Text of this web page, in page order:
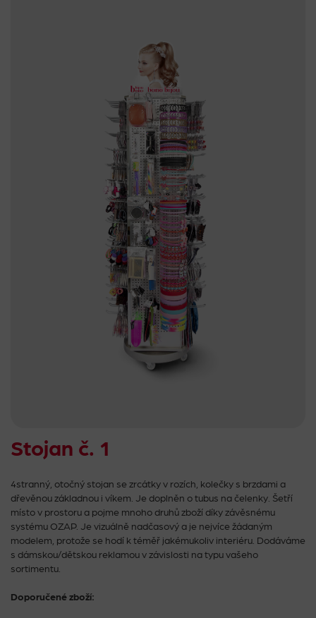
Stojan č. 1
4stranný, otočný stojan se zrcátky v rozích, kolečky s brzdami a
dřevěnou základnou i víkem. Je doplněn o tubus na čelenky. Šetří
místo v prostoru a pojme mnoho druhů zboží díky závěsnému
systému OZAP. Je vizuálně nadčasový a je nejvíce žádaným
modelem, protože se hodí k téměř jakémukoliv interiéru. Dodáváme
s dámskou/dětskou reklamou v závislosti na typu vašeho
sortimentu.
Doporučené zboží: